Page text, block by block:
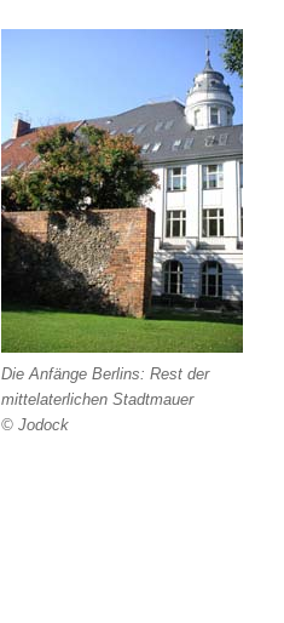
Die Anfänge Berlins: Rest der
mittelaterlichen Stadtmauer
© Jodock